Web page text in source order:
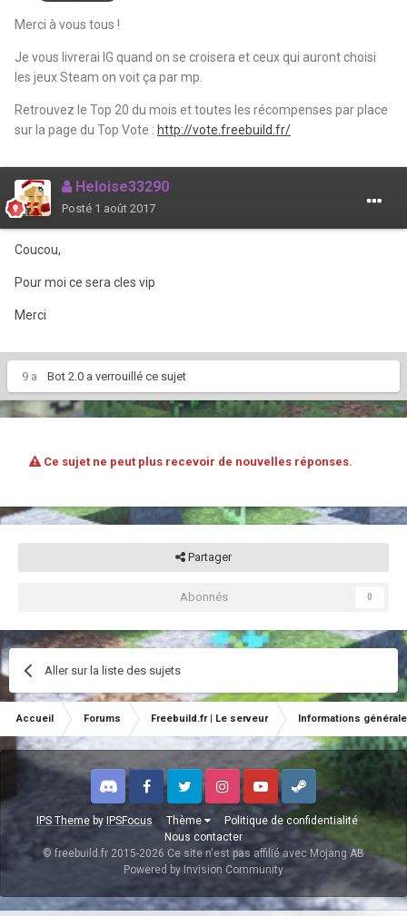
Merci à vous tous !
Je vous livrerai IG quand on se croisera et ceux qui auront choisi
les jeux Steam on voit ça par mp.
Retrouvez le Top 20 du mois et toutes les récompenses par place
sur la page du Top Vote : http://vote.freebuild.fr/
Heloise33290
Posté 1 août 2017
Coucou,
Pour moi ce sera cles vip
Merci
9 a Bot 2.0 a verrouillé ce sujet
Ce sujet ne peut plus recevoir de nouvelles réponses.
Partager
Abonnés 0
Aller sur la liste des sujets
Accueil Forums Freebuild.fr | Le serveur Informations
IPS Themeby IPSFocus Thème
Politique de confidentialité
Nous contacter
Discord FacebookTwitter InstagramYoutubeSteam
© freebuild.fr 2015-2026 Ce site n'est pas affilié avec Mojang AB
Powered by Invision Community